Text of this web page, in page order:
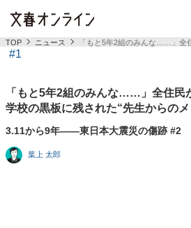
TOP ニュース 「もと5年2組のみんな……」全
#1
「もと5年2組のみんな……」全住民
学校の黒板に残された“先生からの
3.11から9年――東日本大震災の傷跡 #2
葉上 太郎